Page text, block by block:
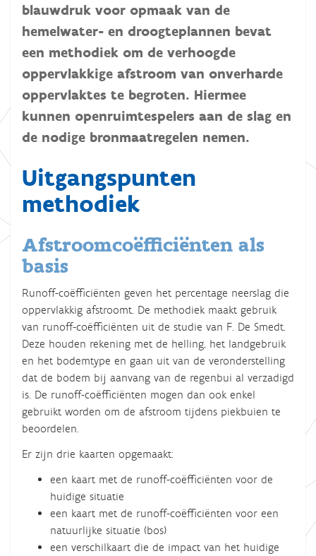
blauwdruk voor opmaak van de
hemelwater- en droogteplannen bevat
een methodiek om de verhoogde
oppervlakkige afstroom van onverharde
oppervlaktes te begroten. Hiermee
kunnen openruimtespelers aan de slag en
de nodige bronmaatregelen nemen.
Uitgangspunten
methodiek
Afstroomcoëfficiënten als
basis
Runoff-coëfficiënten geven het percentage neerslag die
oppervlakkig afstroomt. De methodiek maakt gebruik
van runoff-coëfficiënten uit de studie van F. De Smedt.
Deze houden rekening met de helling, het landgebruik
en het bodemtype en gaan uit van de veronderstelling
dat de bodem bij aanvang van de regenbui al verzadigd
is. De runoff-coëfficiënten mogen dan ook enkel
gebruikt worden om de afstroom tijdens piekbuien te
beoordelen.
Er zijn drie kaarten opgemaakt:
een kaart met de runoff-coëfficiënten voor de
huidige situatie
een kaart met de runoff-coëfficiënten voor een
natuurlijke situatie (bos)
een verschilkaart die de impact van het huidige